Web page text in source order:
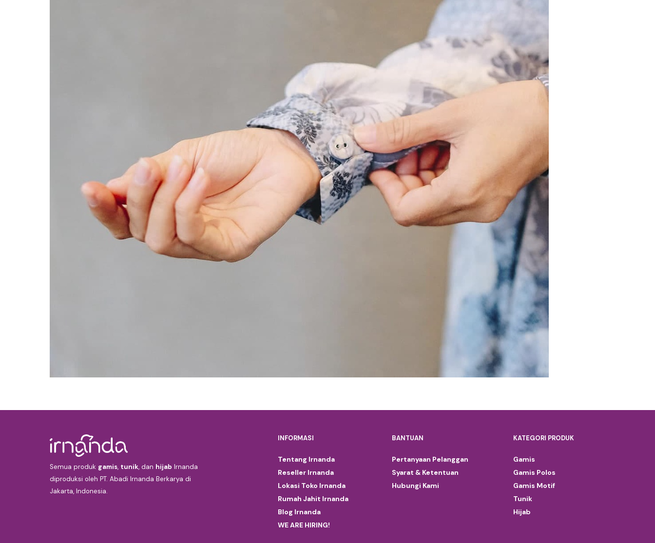
Semua produk gamis, tunik, dan hijab Irnanda
diproduksi oleh PT. Abadi Irnanda Berkarya di
Jakarta, Indonesia.
INFORMASI
Tentang Irnanda
Reseller Irnanda
Lokasi Toko Irnanda
Rumah Jahit Irnanda
Blog Irnanda
WE ARE HIRING!
BANTUAN
Pertanyaan Pelanggan
Syarat & Ketentuan
Hubungi Kami
KATEGORI PRODUK
Gamis
Gamis Polos
Gamis Motif
Tunik
Hijab